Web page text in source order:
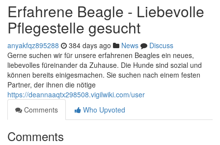
Erfahrene Beagle - Liebevolle
Pflegestelle gesucht
anyakfqz895288 384 days ago News
Discuss
Gerne suchen wir für unsere erfahrenen Beagles ein neues,
liebevolles füreinander da Zuhause. Die Hunde sind sozial und
können bereits einigesmachen. Sie suchen nach einem festen
Partner, der ihnen die nötige
https://deannaaqtx298508.vigilwiki.com/user
Comments
Who Upvoted
Comments